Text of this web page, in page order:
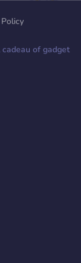
cadeau of gadget